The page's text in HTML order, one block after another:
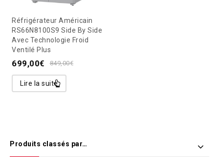
Réfrigérateur Américain
RS66N8100S9 Side By Side
Avec Technologie Froid
Ventilé Plus
849,00€
699,00€
Lire la suite
Produits classés par…